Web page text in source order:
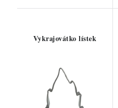
Vykrajovátko lístek